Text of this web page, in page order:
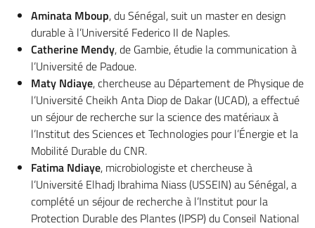
Aminata Mboup, du Sénégal, suit un master en design
durable à l’Université Federico II de Naples.
Catherine Mendy, de Gambie, étudie la communication à
l’Université de Padoue.
Maty Ndiaye, chercheuse au Département de Physique de
l’Université Cheikh Anta Diop de Dakar (UCAD), a effectué
un séjour de recherche sur la science des matériaux à
l’Institut des Sciences et Technologies pour l’Énergie et la
Mobilité Durable du CNR.
Fatima Ndiaye, microbiologiste et chercheuse à
l’Université Elhadj Ibrahima Niass (USSEIN) au Sénégal, a
complété un séjour de recherche à l’Institut pour la
Protection Durable des Plantes (IPSP) du Conseil National